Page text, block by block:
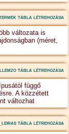
tábla létrehozása
változata is
(méret,
tábla létrehozása
függő
A közzétett
változhat
tábla létrehozása